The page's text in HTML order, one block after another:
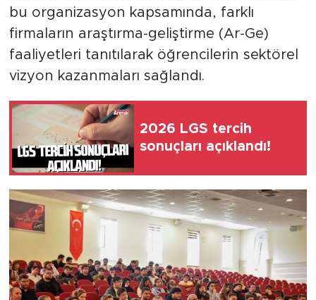
bu organizasyon kapsamında, farklı
firmaların araştırma-geliştirme (Ar-Ge)
faaliyetleri tanıtılarak öğrencilerin sektörel
vizyon kazanmaları sağlandı.
2026 LGS tercih
sonuçları açıklandı!